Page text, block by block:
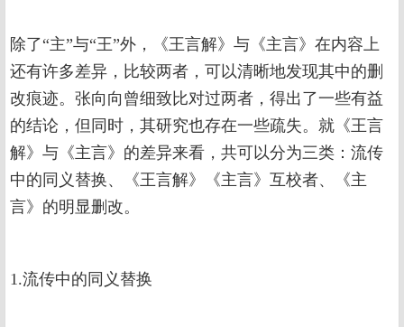
除了“主”与“王”外，《王言解》与《主言》在内容上
还有许多差异，比较两者，可以清晰地发现其中的删
改痕迹。张向向曾细致比对过两者，得出了一些有益
的结论，但同时，其研究也存在一些疏失。就《王言
解》与《主言》的差异来看，共可以分为三类：流传
中的同义替换、《王言解》《主言》互校者、《主
言》的明显删改。
1.流传中的同义替换